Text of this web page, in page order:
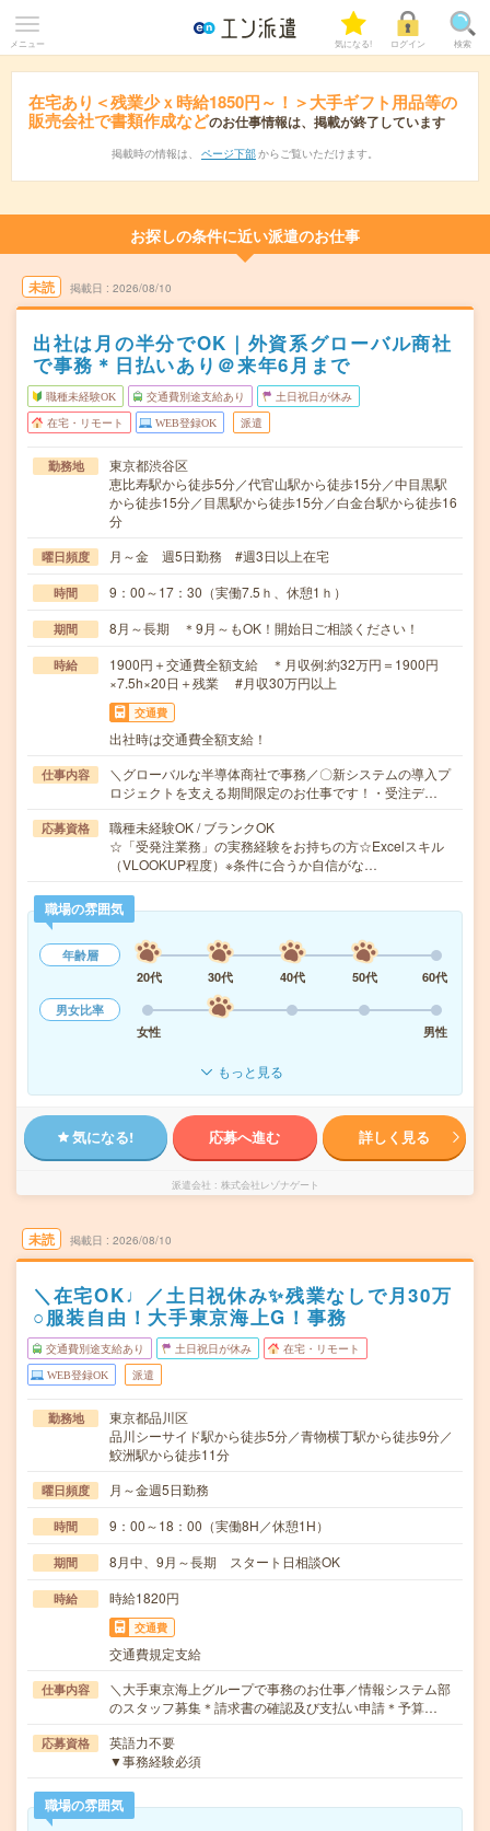
メニュー 気になる! ログイン 検索
在宅あり＜残業少ｘ時給1850円～！＞大手ギフト用品等の
販売会社で書類作成などのお仕事情報は、掲載が終了しています
掲載時の情報は、 ページ下部 からご覧いただけます。
お探しの条件に近い派遣のお仕事
未読 掲載日 2026/08/10
出社は月の半分でOK｜外資系グローバル商社
で事務＊日払いあり＠来年6月まで
職種未経験OK 交通費別途支給あり 土日祝日が休み
在宅・リモート WEB登録OK 派遣
勤務地
東京都渋谷区
恵比寿駅から徒歩5分／代官山駅から徒歩15分／中目黒駅
から徒歩15分／目黒駅から徒歩15分／白金台駅から徒歩16
分
曜日頻度 月～金 週5日勤務 #週3日以上在宅
時間 9：00～17：30（実働7.5ｈ、休憩1ｈ）
期間 8月～長期 ＊9月～もOK！開始日ご相談ください！
時給
1900円＋交通費全額支給 ＊月収例:約32万円＝1900円
×7.5h×20日＋残業 #月収30万円以上
交通費
出社時は交通費全額支給！
仕事内容
＼グローバルな半導体商社で事務／〇新システムの導入プ
ロジェクトを支える期間限定のお仕事です！・受注デ…
応募資格
職種未経験OK / ブランクOK
☆「受発注業務」の実務経験をお持ちの方☆Excelスキル
（VLOOKUP程度）※条件に合うか自信がな…
職場の雰囲気
年齢層
20代
30代 40代 50代
60代
男女比率
女性
男性
もっと見る
気になる! 応募へ進む 詳しく見る
派遣会社 株式会社レゾナゲート
未読 掲載日 2026/08/10
＼在宅OK♩／土日祝休み✨残業なしで月30万
○服装自由！大手東京海上G！事務
交通費別途支給あり 土日祝日が休み 在宅・リモート
WEB登録OK 派遣
勤務地
東京都品川区
品川シーサイド駅から徒歩5分／青物横丁駅から徒歩9分／
鮫洲駅から徒歩11分
曜日頻度 月～金週5日勤務
時間 9：00～18：00（実働8H／休憩1H）
期間 8月中、9月～長期 スタート日相談OK
時給 時給1820円
交通費
交通費規定支給
仕事内容
＼大手東京海上グループで事務のお仕事／情報システム部
のスタッフ募集＊請求書の確認及び支払い申請＊予算…
応募資格
英語力不要
▼事務経験必須
職場の雰囲気